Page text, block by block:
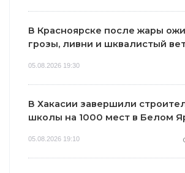
В Красноярске после жары
грозы, ливни и шквалистый
05.08.2026 19:30
В Хакасии завершили
школы на 1000 мест в Белом
05.08.2026 19:10